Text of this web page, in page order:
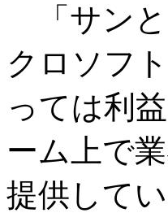
「サンと
クロソフ
っては利
ーム上で
提供して